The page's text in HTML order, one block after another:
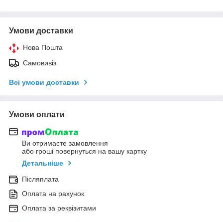
Умови доставки
Нова Пошта
Самовивіз
Всі умови доставки
Умови оплати
Ви отримаєте замовлення
або гроші повернуться на вашу картку
Детальніше
Післяплата
Оплата на рахунок
Оплата за реквізитами